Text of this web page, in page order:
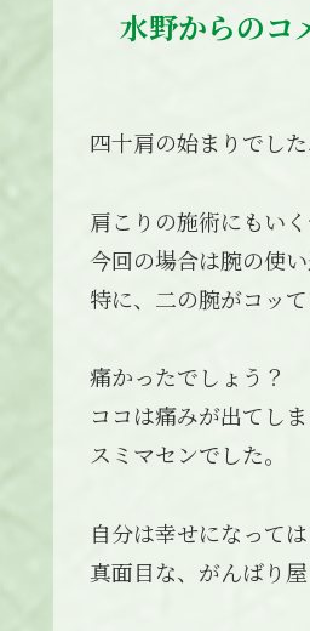
水野からのコ
四十肩の始まりでした
肩こりの施術にもい
今回の場合は腕の使い
特に、二の腕がコッて
痛かったでしょう？
ココは痛みが出てしま
スミマセンでした。
自分は幸せになって
真面目な、がんばり